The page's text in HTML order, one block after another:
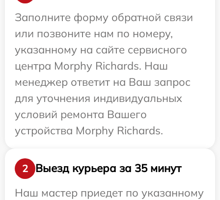
Заполните форму обратной связи
или позвоните нам по номеру,
указанному на сайте сервисного
центра Morphy Richards. Наш
менеджер ответит на Ваш запрос
для уточнения индивидуальных
условий ремонта Вашего
устройства Morphy Richards.
2
Выезд курьера за 35 минут
Наш мастер приедет по указанному